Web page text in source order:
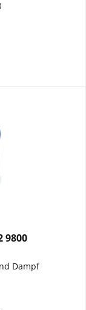
9800
Dampf